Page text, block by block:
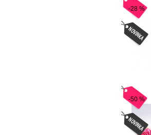
-28 %
-50 %